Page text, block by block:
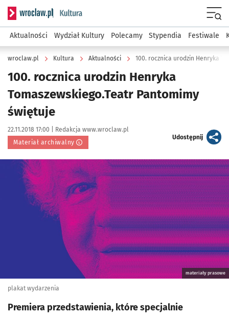
Serwis informacyjny wroclaw.pl podserwis: Kultura
Aktualności Wydział Kultury Polecamy Stypendia Festiwale
wroclaw.pl Kultura Aktualności 100. rocznica urodzin Henryka
100. rocznica urodzin Henryka
Tomaszewskiego.Teatr Pantomimy
świętuje
Data publikacji:
22.11.2018 17:00 | Autor:
Redakcja www.wroclaw.pl
Materiał archiwalny
Udostępnijartykuł
Kliknij, aby powiększyć
materiały prasowe
plakat wydarzenia
Premiera przedstawienia, które specjalnie